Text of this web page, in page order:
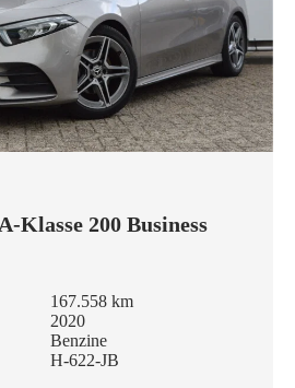
Klasse 200 Business
167.558 km
2020
Benzine
H-622-JB